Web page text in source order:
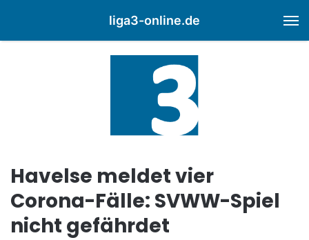
liga3-online.de
Havelse meldet vier
Corona-Fälle: SVWW-Spiel
nicht gefährdet